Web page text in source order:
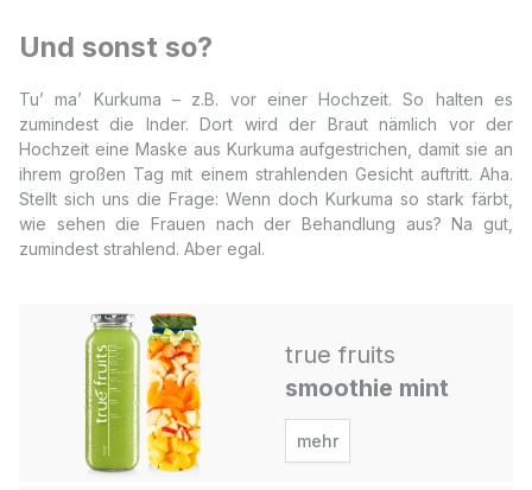
Und sonst so?
Tu’ ma’ Kurkuma – z.B. vor einer Hochzeit. So halten es
zumindest die Inder. Dort wird der Braut nämlich vor der
Hochzeit eine Maske aus Kurkuma aufgestrichen, damit sie an
ihrem großen Tag mit einem strahlenden Gesicht auftritt. Aha.
Stellt sich uns die Frage: Wenn doch Kurkuma so stark färbt,
wie sehen die Frauen nach der Behandlung aus? Na gut,
zumindest strahlend. Aber egal.
true fruits
smoothie mint
mehr